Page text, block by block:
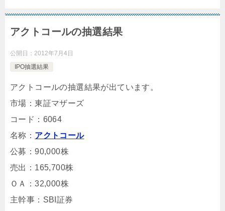
アクトコールの抽選結果
公開日： 2012年7月4日
IPO抽選結果
アクトコールの抽選結果が出ています。
市場：東証マザーズ
コード：6064
名称： アクトコール
公募：90,000株
売出：165,700株
ＯＡ：32,000株
主幹事：SBI証券